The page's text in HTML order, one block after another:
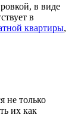
в виде
в
квартиры,
не только
их как